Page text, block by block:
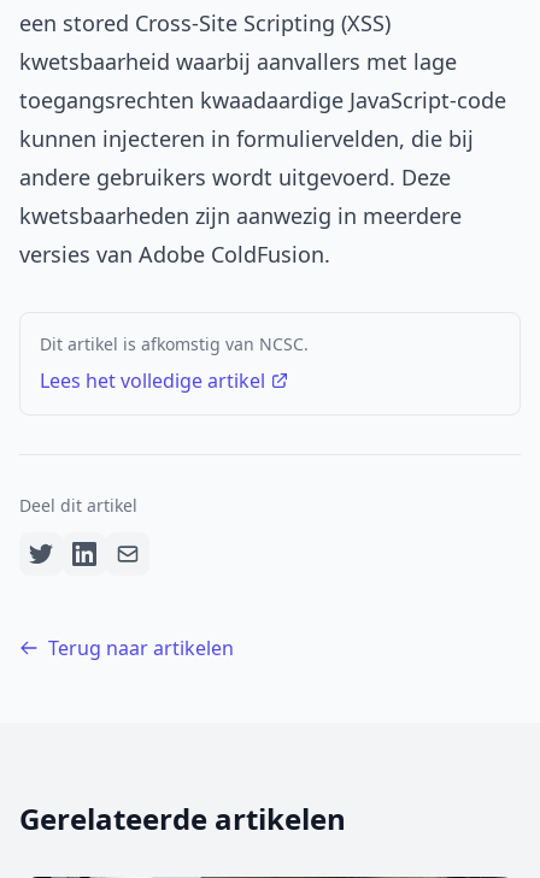
een stored Cross-Site Scripting (XSS)
kwetsbaarheid waarbij aanvallers met lage
toegangsrechten kwaadaardige JavaScript-code
kunnen injecteren in formuliervelden, die bij
andere gebruikers wordt uitgevoerd. Deze
kwetsbaarheden zijn aanwezig in meerdere
versies van Adobe ColdFusion.
Dit artikel is afkomstig van NCSC.
Lees het volledige artikel
Deel dit artikel
Terug naar artikelen
Gerelateerde artikelen